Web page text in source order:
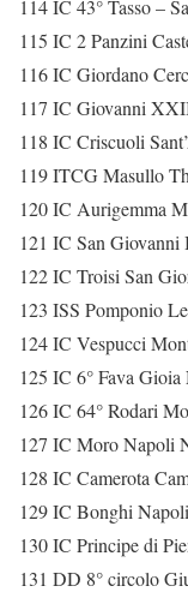
114 IC 43° Tasso –
115 IC 2 Panzini
116 IC Giordano
117 IC Giovanni
118 IC Criscuoli
119 ITCG Masullo
120 IC Aurigemma
121 IC San
122 IC Troisi San
123 ISS Pomponio
124 IC Vespucci
125 IC 6° Fava
126 IC 64° Rodari
127 IC Moro Napoli
128 IC Camerota
129 IC Bonghi
130 IC Principe di
131 DD 8° circolo